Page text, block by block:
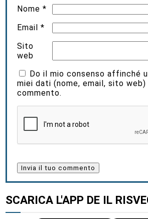
Nome*
Email*
Sito
web
Do il mio consenso affinché
miei dati (nome, email, sito
commento.
SCARICA L'APP DE IL